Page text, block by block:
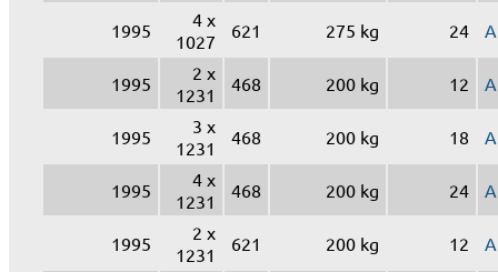
1995
4 x
1027
621 275 kg 24
1995
2 x
1231
468 200 kg 12
1995
3 x
1231
468 200 kg 18
1995
4 x
1231
468 200 kg 24
1995
2 x
1231
621 200 kg 12